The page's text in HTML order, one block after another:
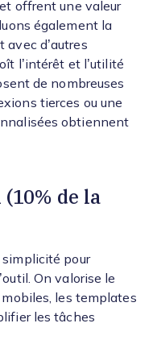
offrent une valeur
également la
avec d’autres
l’intérêt et l’utilité
de nombreuses
tierces ou une
obtiennent
de la
simplicité pour
On valorise le
les templates
les tâches